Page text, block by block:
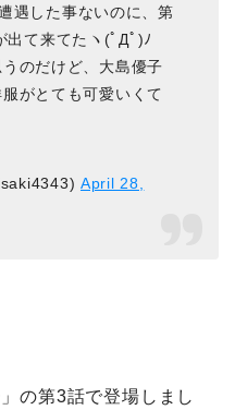
遇した事ないのに、第
出て来てたヽ(ﾟДﾟ)ﾉ
のだけど、大島優子
がとても可愛いくて
April 28,
の第3話で登場しまし